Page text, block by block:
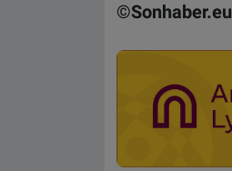
©Sonhaber.eu